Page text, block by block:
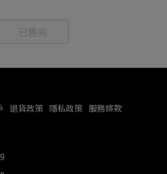
已售完
退貨政策 隱私政策 服務條款